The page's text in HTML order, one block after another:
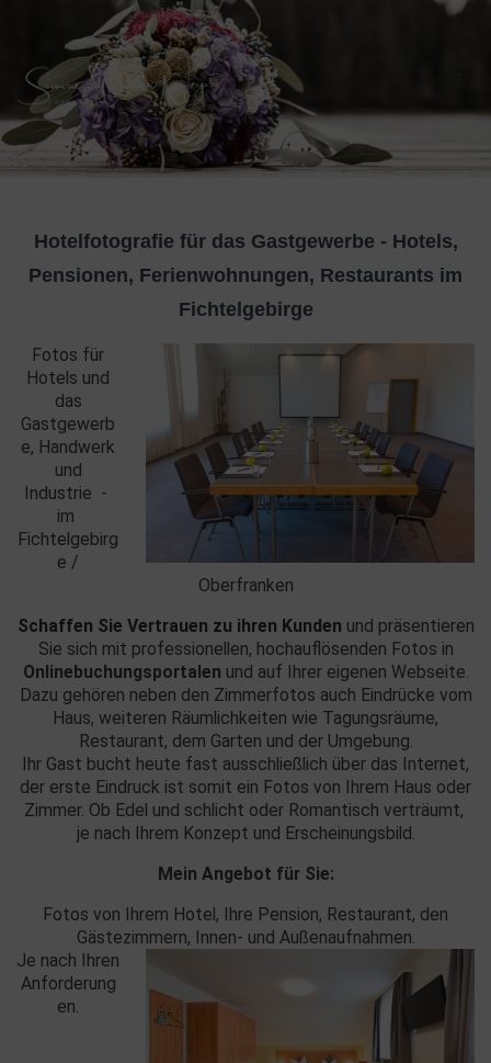
Skip
to
content
Hotelfotografie für das Gastgewerbe - Hotels,
Pensionen, Ferienwohnungen, Restaurants im
Fichtelgebirge
Fotos für
Hotels und
das
Gastgewerb
e, Handwerk
und
Industrie -
im
Fichtelgebirg
e /
Oberfranken
Schaffen Sie Vertrauen zu ihren Kunden und präsentieren
Sie sich mit professionellen, hochauflösenden Fotos in
Onlinebuchungsportalen und auf Ihrer eigenen Webseite.
Dazu gehören neben den Zimmerfotos auch Eindrücke vom
Haus, weiteren Räumlichkeiten wie Tagungsräume,
Restaurant, dem Garten und der Umgebung.
Ihr Gast bucht heute fast ausschließlich über das Internet,
der erste Eindruck ist somit ein Fotos von Ihrem Haus oder
Zimmer. Ob Edel und schlicht oder Romantisch verträumt,
je nach Ihrem Konzept und Erscheinungsbild.
Mein Angebot für Sie:
Fotos von Ihrem Hotel, Ihre Pension, Restaurant, den
Gästezimmern, Innen- und Außenaufnahmen.
Je nach Ihren
Anforderung
en.